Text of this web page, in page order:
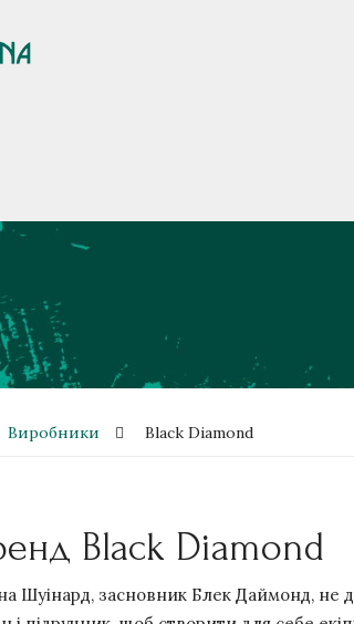
Виробники Black Diamond
Black Diamond
Шуінард, засновник Блек Даймонд, не